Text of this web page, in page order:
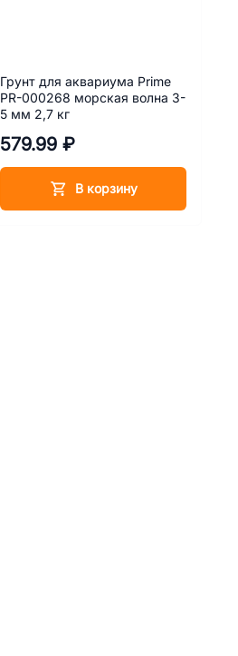
Грунт для аквариума Prime
PR-000268 морская волна 3-
5 мм 2,7 кг
579.99 ₽
В корзину